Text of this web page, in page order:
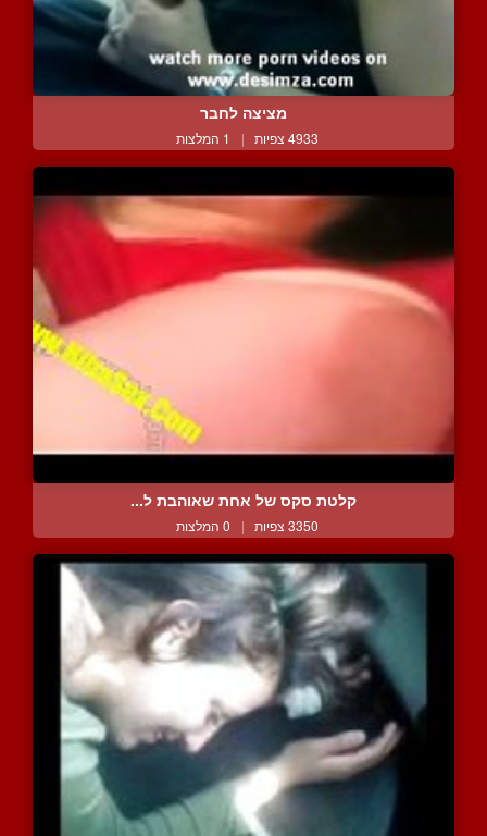
מציצה לחבר
4933 צפיות | 1 המלצות
קלטת סקס של אחת שאוהבת ל...
3350 צפיות | 0 המלצות